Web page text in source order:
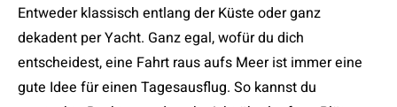
Entweder klassisch entlang der Küste oder ganz
dekadent per Yacht. Ganz egal, wofür du dich
entscheidest, eine Fahrt raus aufs Meer ist immer eine
gute Idee für einen Tagesausflug. So kannst du